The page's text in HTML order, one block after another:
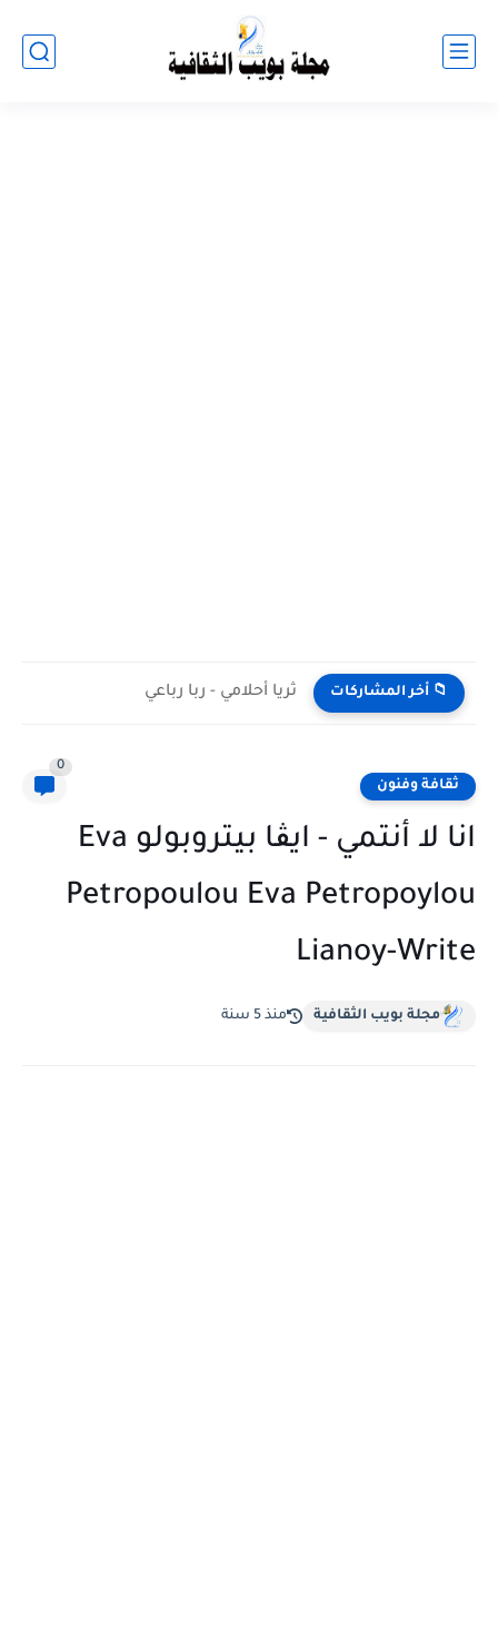
📁 أخر المشاركات ثريا أحلامي - ربا رباعي
ثقافة وفنون
0
انا لا أنتمي - ايڨا بيتروبولو Eva
Petropoulou Eva Petropoylou
Lianoy-Write
مجلة بويب الثقافية منذ 5 سنة